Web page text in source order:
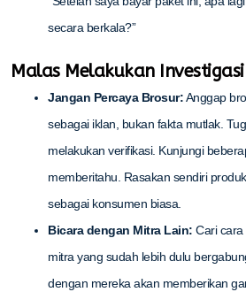
secara berkala?”
Malas Melakukan
Jangan Percaya Brosur:Anggap
sebagai iklan, bukan fakta mutlak.
melakukan verifikasi. Kunjungi
memberitahu. Rasakan sendiri
sebagai konsumen biasa.
Bicara dengan Mitra Lain: Cari
mitra yang sudah lebih dulu
dengan mereka akan memberikan